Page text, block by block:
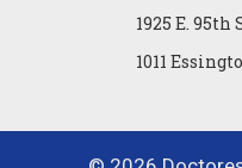
1925 E. 95th
1011